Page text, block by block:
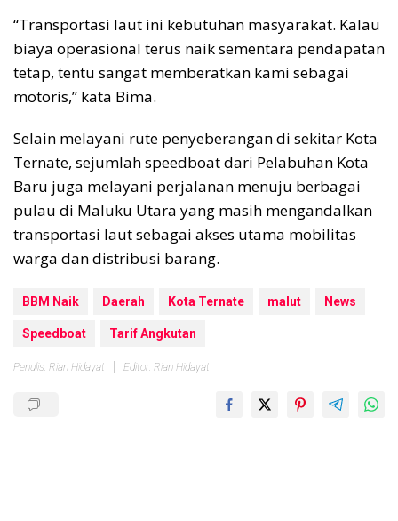
“Transportasi laut ini kebutuhan masyarakat. Kalau
biaya operasional terus naik sementara pendapatan
tetap, tentu sangat memberatkan kami sebagai
motoris,” kata Bima.
Selain melayani rute penyeberangan di sekitar Kota
Ternate, sejumlah speedboat dari Pelabuhan Kota
Baru juga melayani perjalanan menuju berbagai
pulau di Maluku Utara yang masih mengandalkan
transportasi laut sebagai akses utama mobilitas
warga dan distribusi barang.
BBM Naik Daerah Kota Ternate malut News
Speedboat Tarif Angkutan
Penulis: Rian Hidayat Editor: Rian Hidayat